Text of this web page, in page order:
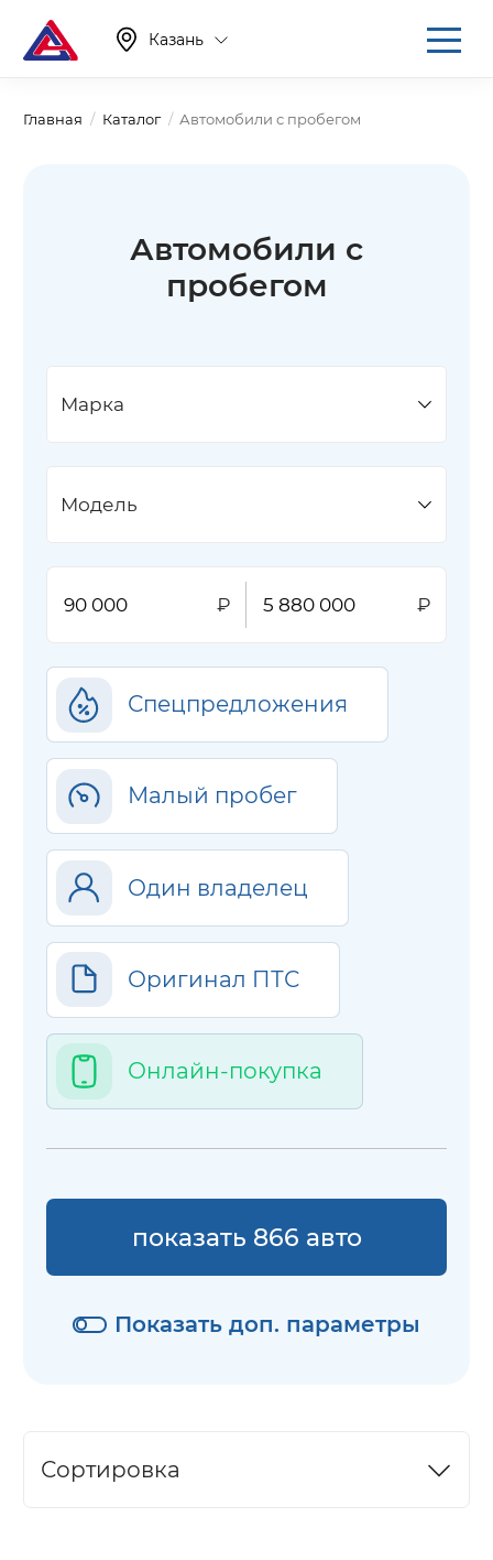
Казань
Главная Каталог Автомобили с пробегом
Автомобили с
пробегом
Марка
Модель
Спецпредложения
Малый пробег
Один владелец
Оригинал ПТС
Онлайн-покупка
Показать доп. параметры
показать 866 авто
Сортировка